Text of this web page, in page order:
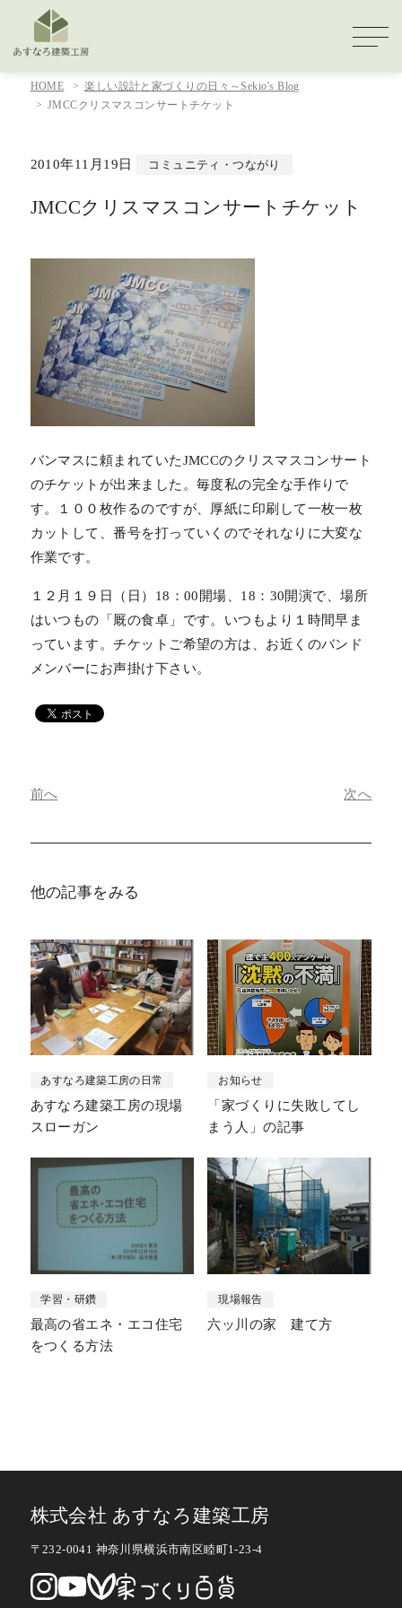
HOME
楽しい設計と家づくりの日々～Sekio's Blog
JMCCクリスマスコンサートチケット
2010年11月19日 コミュニティ・つながり
JMCCクリスマスコンサートチケット
バンマスに頼まれていたJMCCのクリスマスコンサート
のチケットが出来ました。毎度私の完全な手作りで
す。１００枚作るのですが、厚紙に印刷して一枚一枚
カットして、番号を打っていくのでそれなりに大変な
作業です。
１２月１９日（日）18：00開場、18：30開演で、場所
はいつもの「厩の食卓」です。いつもより１時間早ま
っています。チケットご希望の方は、お近くのバンド
メンバーにお声掛け下さい。
前へ 次へ
他の記事をみる
あすなろ建築工房の日常
あすなろ建築工房の現場
スローガン
お知らせ
「家づくりに失敗してし
まう人」の記事
学習・研鑽
最高の省エネ・エコ住宅
をつくる方法
現場報告
六ッ川の家 建て方
株式会社 あすなろ建築工房
〒232-0041 神奈川県横浜市南区睦町1-23-4